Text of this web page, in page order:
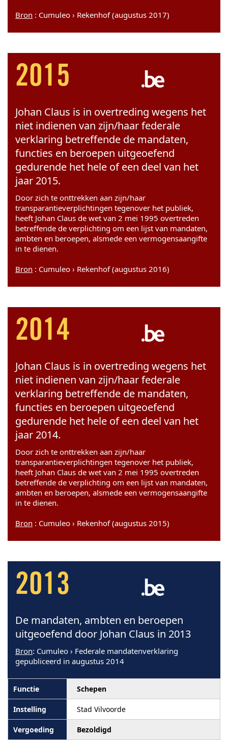
Bron : Cumuleo › Rekenhof (augustus 2017)
2015
Johan Claus is in overtreding wegens het
niet indienen van zijn/haar federale
verklaring betreffende de mandaten,
functies en beroepen uitgeoefend
gedurende het hele of een deel van het
jaar 2015.
Door zich te onttrekken aan zijn/haar
transparantieverplichtingen tegenover het publiek,
heeft Johan Claus de wet van 2 mei 1995 overtreden
betreffende de verplichting om een lijst van mandaten,
ambten en beroepen, alsmede een vermogensaangifte
in te dienen.
Bron : Cumuleo › Rekenhof (augustus 2016)
2014
Johan Claus is in overtreding wegens het
niet indienen van zijn/haar federale
verklaring betreffende de mandaten,
functies en beroepen uitgeoefend
gedurende het hele of een deel van het
jaar 2014.
Door zich te onttrekken aan zijn/haar
transparantieverplichtingen tegenover het publiek,
heeft Johan Claus de wet van 2 mei 1995 overtreden
betreffende de verplichting om een lijst van mandaten,
ambten en beroepen, alsmede een vermogensaangifte
in te dienen.
Bron : Cumuleo › Rekenhof (augustus 2015)
2013
De mandaten, ambten en beroepen
uitgeoefend door Johan Claus in 2013
Bron: Cumuleo › Federale mandatenverklaring
gepubliceerd in augustus 2014
Schepen
Stad Vilvoorde
Bezoldigd